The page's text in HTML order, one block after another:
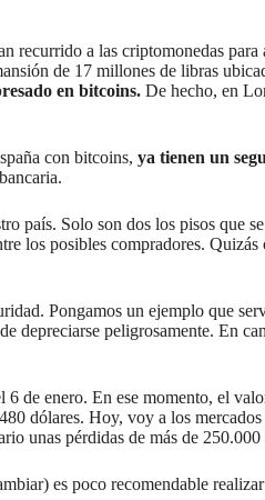
recurrido a las criptomonedas
de 17 millones de libras
en bitcoins. De hecho, en
con bitcoins, ya tienen un
país. Solo son dos los pisos
los posibles compradores.
Pongamos un ejemplo que
depreciarse peligrosamente. En
de enero. En ese momento, el
dólares. Hoy, voy a los
unas pérdidas de más de
es poco recomendable